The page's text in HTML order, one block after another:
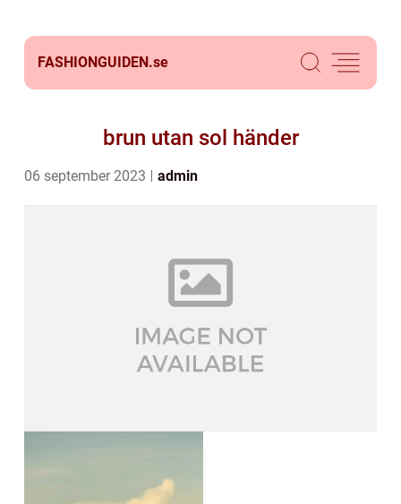
FASHIONGUIDEN.se
brun utan sol händer
06 september 2023 admin